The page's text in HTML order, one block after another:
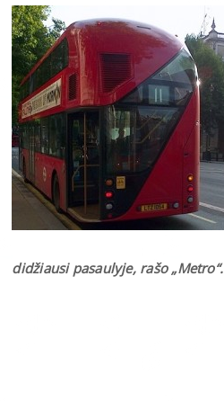
didžiausi pasaulyje, rašo „Metro“.